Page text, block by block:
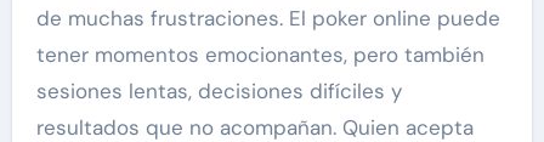
de muchas frustraciones. El poker online puede
tener momentos emocionantes, pero también
sesiones lentas, decisiones difíciles y
resultados que no acompañan. Quien acepta